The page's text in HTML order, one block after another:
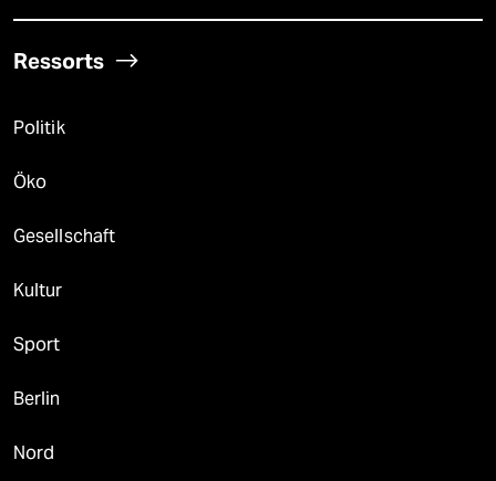
Ressorts
Politik
Öko
Gesellschaft
Kultur
Sport
Berlin
Nord